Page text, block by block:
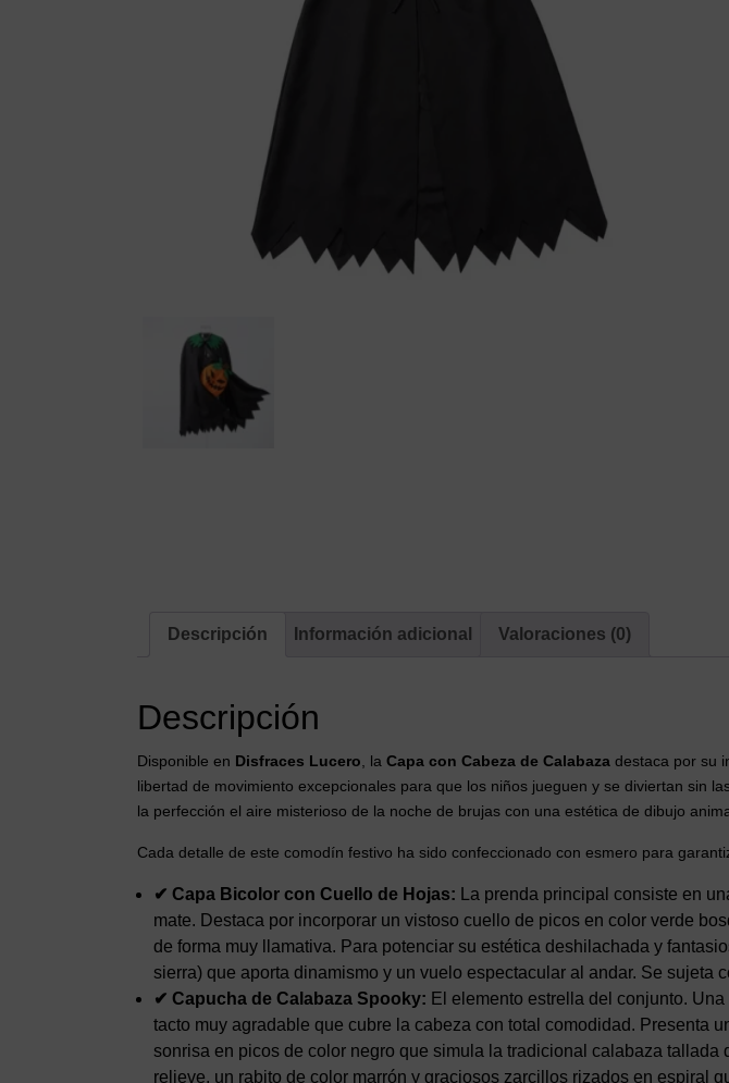
Descripción Información adicional Valoraciones (0)
Descripción
Disponible en Disfraces Lucero , la Capa con Cabeza de Calabaza destaca por su
libertad de movimiento excepcionales para que los niños jueguen y se diviertan sin
la perfección el aire misterioso de la noche de brujas con una estética de dibujo
Cada detalle de este comodín festivo ha sido confeccionado con esmero para
✔ Capa Bicolor con Cuello de Hojas: La prenda principal consiste en
mate. Destaca por incorporar un vistoso cuello de picos en color verde
de forma muy llamativa. Para potenciar su estética deshilachada y
sierra) que aporta dinamismo y un vuelo espectacular al andar. Se sujeta
✔ Capucha de Calabaza Spooky: El elemento estrella del conjunto.
tacto muy agradable que cubre la cabeza con total comodidad. Presenta
sonrisa en picos de color negro que simula la tradicional calabaza
relieve, un rabito de color marrón y graciosos zarcillos rizados en espiral